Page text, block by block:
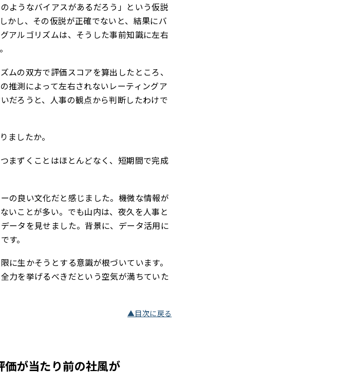
ようなバイアスがあるだろう」という仮説
かし、その仮説が正確でないと、結果にバ
アルゴリズムは、そうした事前知識に左右
ムの双方で評価スコアを算出したところ、
推測によって左右されないレーティングア
だろうと、人事の観点から判断したわけで
ましたか。
まずくことはほとんどなく、短期間で完成
の良い文化だと感じました。機微な情報が
いことが多い。でも山内は、夜久を人事と
ータを見せました。背景に、データ活用に
す。
に生かそうとする意識が根づいています。
力を挙げるべきだという空気が満ちていた
▲目次に戻る
が当たり前の社風が